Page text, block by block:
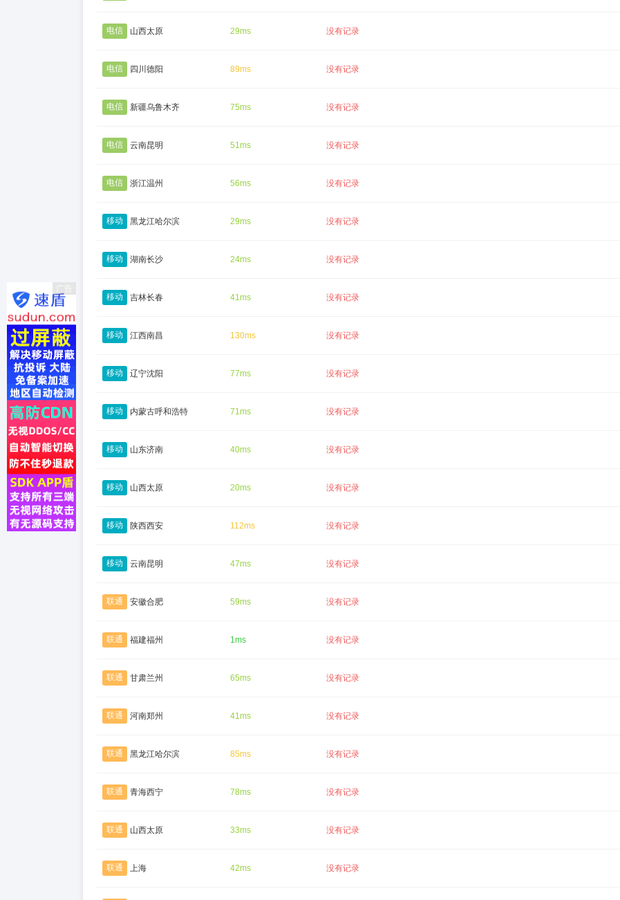
电信 山西太原 29ms 没有记录
电信 四川德阳 89ms 没有记录
电信 新疆乌鲁木齐 75ms 没有记录
电信 云南昆明 51ms 没有记录
电信 浙江温州 56ms 没有记录
移动 黑龙江哈尔滨 29ms 没有记录
移动 湖南长沙 24ms 没有记录
移动 吉林长春 41ms 没有记录
移动 江西南昌 130ms 没有记录
移动 辽宁沈阳 77ms 没有记录
移动 内蒙古呼和浩特 71ms 没有记录
移动 山东济南 40ms 没有记录
移动 山西太原 20ms 没有记录
移动 陕西西安 112ms 没有记录
移动 云南昆明 47ms 没有记录
联通 安徽合肥 59ms 没有记录
联通 福建福州 1ms 没有记录
联通 甘肃兰州 65ms 没有记录
联通 河南郑州 41ms 没有记录
联通 黑龙江哈尔滨 85ms 没有记录
联通 青海西宁 78ms 没有记录
联通 山西太原 33ms 没有记录
联通 上海 42ms 没有记录
广告